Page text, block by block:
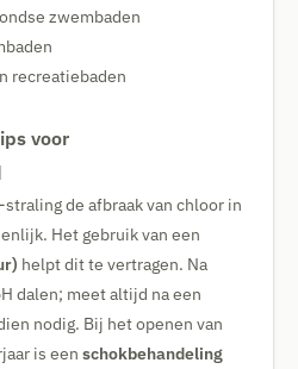
zwembaden
recreatiebaden
voor
de afbraak van chloor in
Het gebruik van een
helpt dit te vertragen. Na
dalen; meet altijd na een
nodig. Bij het openen van
is een schokbehandeling